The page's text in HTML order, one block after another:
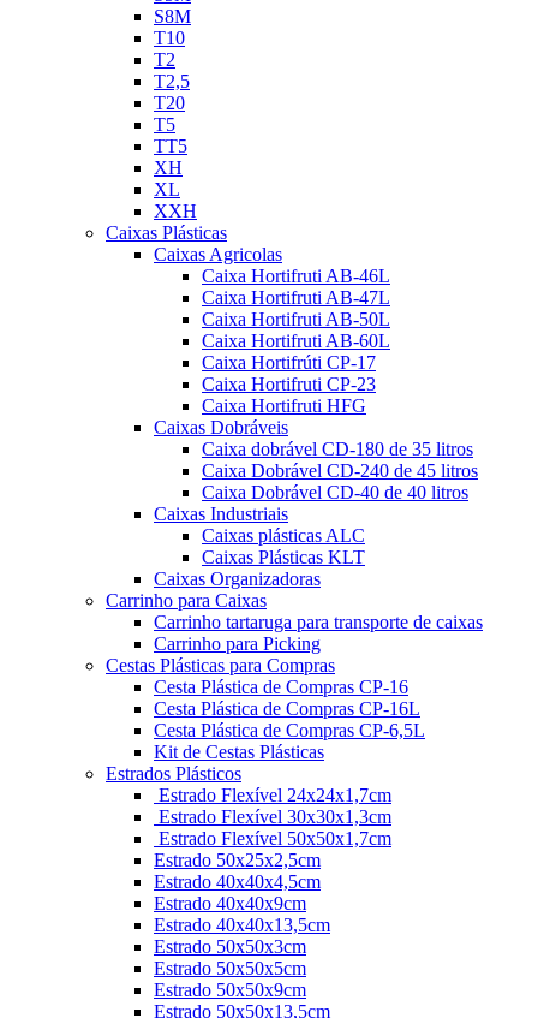
S8M
T10
T2
T2,5
T20
T5
TT5
XH
XL
XXH
Caixas Plásticas
Caixas Agricolas
Caixa Hortifruti AB-46L
Caixa Hortifruti AB-47L
Caixa Hortifruti AB-50L
Caixa Hortifruti AB-60L
Caixa Hortifrúti CP-17
Caixa Hortifruti CP-23
Caixa Hortifruti HFG
Caixas Dobráveis
Caixa dobrável CD-180 de 35 litros
Caixa Dobrável CD-240 de 45 litros
Caixa Dobrável CD-40 de 40 litros
Caixas Industriais
Caixas plásticas ALC
Caixas Plásticas KLT
Caixas Organizadoras
Carrinho para Caixas
Carrinho tartaruga para transporte de caixas
Carrinho para Picking
Cestas Plásticas para Compras
Cesta Plástica de Compras CP-16
Cesta Plástica de Compras CP-16L
Cesta Plástica de Compras CP-6,5L
Kit de Cestas Plásticas
Estrados Plásticos
Estrado Flexível 24x24x1,7cm
Estrado Flexível 30x30x1,3cm
Estrado Flexível 50x50x1,7cm
Estrado 50x25x2,5cm
Estrado 40x40x4,5cm
Estrado 40x40x9cm
Estrado 40x40x13,5cm
Estrado 50x50x3cm
Estrado 50x50x5cm
Estrado 50x50x9cm
Estrado 50x50x13,5cm